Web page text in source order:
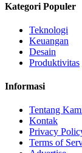
Kategori Populer
Teknologi
Keuangan
Desain
Produktivitas
Informasi
Tentang
Kontak
Privacy
Terms of